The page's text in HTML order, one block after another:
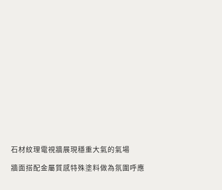
石材紋理電視牆展現穩重大氣的氣場
牆面搭配金屬質感特殊塗料做為氛圍呼應